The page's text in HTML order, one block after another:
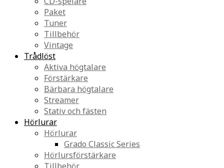
Paket
Tuner
Tillbehör
Vintage
Trådlöst
Aktiva högtalare
Förstärkare
Bärbara högtalare
Streamer
Stativ och fästen
Hörlurar
Hörlurar
Grado Classic Series
Hörlursförstärkare